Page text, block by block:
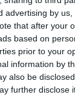
advertising by
that after your
based on
prior to your
information by
also be
further disclose
OSHEE
e
banorët e